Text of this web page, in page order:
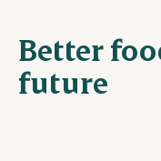
Better
future